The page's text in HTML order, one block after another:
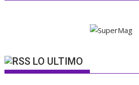
LO ULTIMO